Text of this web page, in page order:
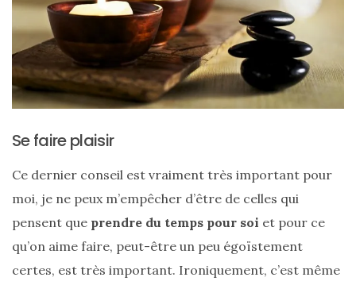
CATÉGORIES
DU BLOG
Beauté
Actualités
beauté
(10)
Conseils
beauté
Se faire plaisir
Ce dernier conseil est vraiment très important pour
moi, je ne peux m’empêcher d’être de celles qui
pensent que prendre du temps pour soi et pour ce
qu’on aime faire, peut-être un peu égoïstement
certes, est très important. Ironiquement, c’est même